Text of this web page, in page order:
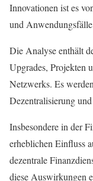
Innovationen ist es
und
Die Analyse enthält
Upgrades, Projekten
Netzwerks. Es
Dezentralisierung
Insbesondere in der
erheblichen Einfluss
dezentrale
diese Auswirkungen